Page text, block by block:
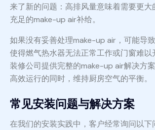
来了新的问题：高排风量意味着需要更大
充足的make-up air补给。
如果没有妥善处理make-up air，可能导
使得燃气热水器无法正常工作或门窗难以
装修公司提供完整的make-up air解决方
高效运行的同时，维持厨房空气的平衡。
常见安装问题与解决方案
在我们的安装实践中，客户经常询问以下